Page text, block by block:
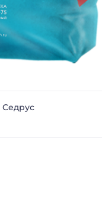
Седрус